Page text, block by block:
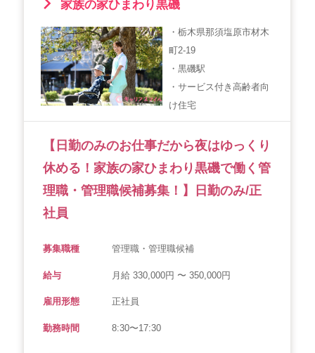
家族の家ひまわり黒磯
・栃木県那須塩原市材木
町2-19
・黒磯駅
・サービス付き高齢者向
け住宅
【日勤のみのお仕事だから夜はゆっくり
休める！家族の家ひまわり黒磯で働く管
理職・管理職候補募集！】日勤のみ/正
社員
募集職種 管理職・管理職候補
給与 月給 330,000円 〜 350,000円
雇用形態 正社員
勤務時間 8:30〜17:30